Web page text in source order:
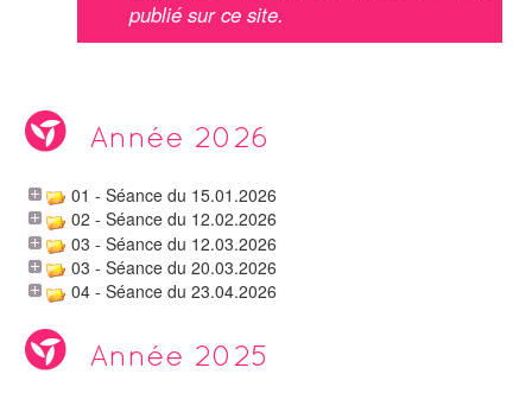
publié sur ce site.
Année 2026
01 - Séance du 15.01.2026
02 - Séance du 12.02.2026
03 - Séance du 12.03.2026
03 - Séance du 20.03.2026
04 - Séance du 23.04.2026
Année 2025